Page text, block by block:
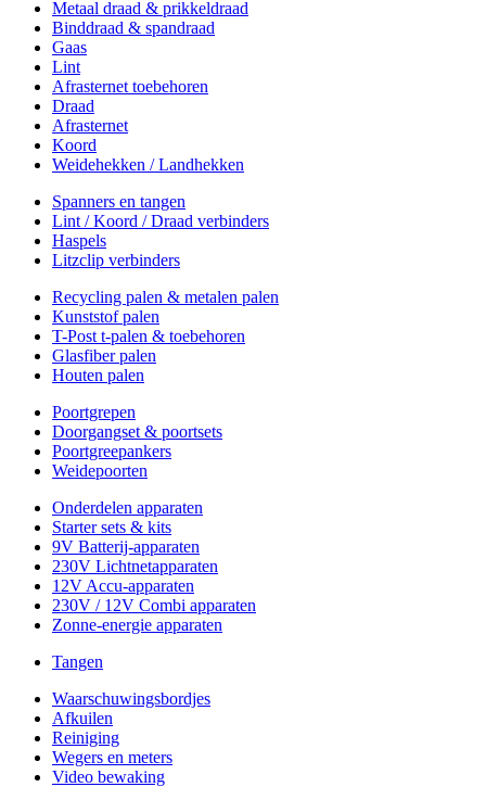
Metaal draad & prikkeldraad
Binddraad & spandraad
Gaas
Lint
Afrasternet toebehoren
Draad
Afrasternet
Koord
Weidehekken / Landhekken
Spanners en tangen
Lint / Koord / Draad verbinders
Haspels
Litzclip verbinders
Recycling palen & metalen palen
Kunststof palen
T-Post t-palen & toebehoren
Glasfiber palen
Houten palen
Poortgrepen
Doorgangset & poortsets
Poortgreepankers
Weidepoorten
Onderdelen apparaten
Starter sets & kits
9V Batterij-apparaten
230V Lichtnetapparaten
12V Accu-apparaten
230V / 12V Combi apparaten
Zonne-energie apparaten
Tangen
Waarschuwingsbordjes
Afkuilen
Reiniging
Wegers en meters
Video bewaking